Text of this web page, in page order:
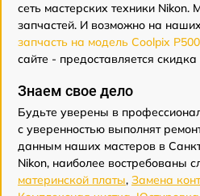
сеть мастерских техники
запчастей. И возможно на
запчасть на модель Coolpix P500
сайте - предоставляется
Знаем свое дело
Будьте уверены в
с уверенностью выполнят
данным наших мастеров в
Nikon, наиболее востребованы
материнской платы, Замена